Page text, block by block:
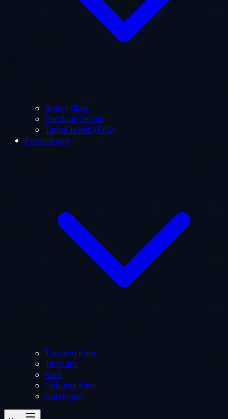
Artikel Blog
Panduan Teknis
Tanya Jawab (FAQ)
Perusahaan
Tentang Kami
Tim Kami
Karir
Hubungi Kami
Dukungan